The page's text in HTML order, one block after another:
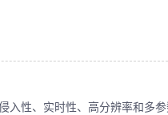
入性、实时性、高分辨率和多